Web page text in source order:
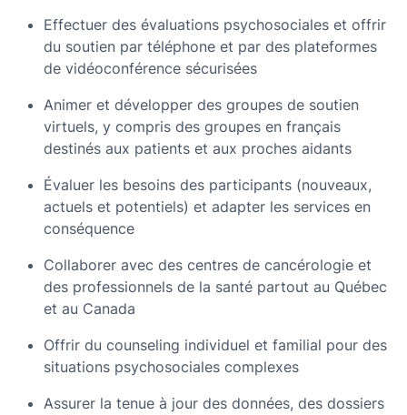
Effectuer des évaluations psychosociales et offrir
du soutien par téléphone et par des plateformes
de vidéoconférence sécurisées
Animer et développer des groupes de soutien
virtuels, y compris des groupes en français
destinés aux patients et aux proches aidants
Évaluer les besoins des participants (nouveaux,
actuels et potentiels) et adapter les services en
conséquence
Collaborer avec des centres de cancérologie et
des professionnels de la santé partout au Québec
et au Canada
Offrir du counseling individuel et familial pour des
situations psychosociales complexes
Assurer la tenue à jour des données, des dossiers